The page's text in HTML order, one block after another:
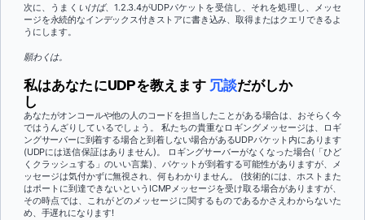
次に、うまく いけば、1.2.3.4がUDPパケットを受信し、それを処理し、メッセ
ージを永続的なインデックス付きストアに書き込み、取得またはクエリできるよ
うにします。
願わくは。
私はあなたにUDPを教えます冗談だがしか
し
あなたがオンコールや他の人のコードを担当したことがある場合は、おそらく今
ではうんざりしているでしょう。 私たちの貴重なロギングメッセージは、ロギ
ングサーバーに到着する場合と到着しない場合があるUDPパケット内にあります
(UDPには送信保証はありません)。 ロギングサーバーがなくなった場合(「ひど
くクラッシュする」のいい言葉)、パケットが到着する可能性がありますが、メ
ッセージは気付かずに無視され、何もわかりません。 (技術的には、ホストまた
はポートに到達できないというICMPメッセージを受け取る場合がありますが、
その時点では、これがどのメッセージに関するものであるかさえわからないた
め、手遅れになります!